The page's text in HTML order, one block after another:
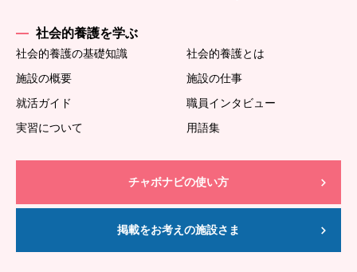
社会的養護を学ぶ
社会的養護の基礎知識
社会的養護とは
施設の概要
施設の仕事
就活ガイド
職員インタビュー
実習について
用語集
チャボナビの使い方
掲載をお考えの施設さま